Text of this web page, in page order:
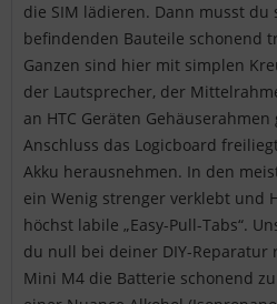
die SIM lädieren. Dann musst
befindenden Bauteile schonend
Ganzen sind hier mit simplen
der Lautsprecher, der
an HTC Geräten
Anschluss das Logicboard
Akku herausnehmen. In den
ein Wenig strenger verklebt und
höchst labile „Easy-Pull-Tabs“.
du null bei deiner DIY-Reparatur
Mini M4 die Batterie schonend